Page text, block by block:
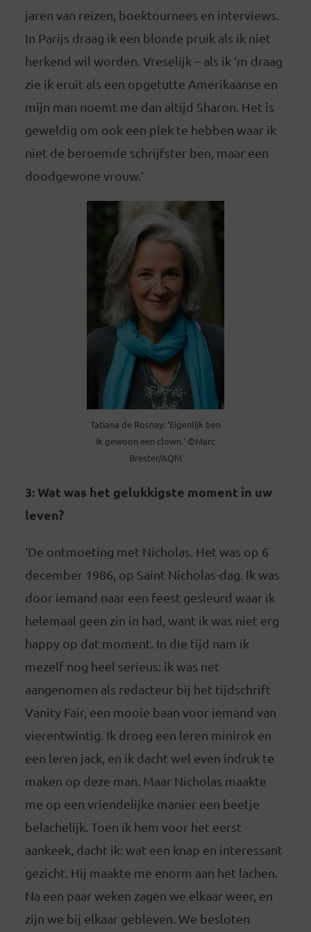
jaren van reizen, boektournees en interviews.
In Parijs draag ik een blonde pruik als ik niet
herkend wil worden. Vreselijk – als ik ‘m draag
zie ik eruit als een opgetutte Amerikaanse en
mijn man noemt me dan altijd Sharon. Het is
geweldig om ook een plek te hebben waar ik
niet de beroemde schrijfster ben, maar een
doodgewone vrouw.’
Tatiana de Rosnay: ‘Eigenlijk ben
ik gewoon een clown.’ ©Marc
Brester/AQM
3: Wat was het gelukkigste moment in uw
leven?
‘De ontmoeting met Nicholas. Het was op 6
december 1986, op Saint Nicholas-dag. Ik was
door iemand naar een feest gesleurd waar ik
helemaal geen zin in had, want ik was niet erg
happy op dat moment. In die tijd nam ik
mezelf nog heel serieus: ik was net
aangenomen als redacteur bij het tijdschrift
Vanity Fair, een mooie baan voor iemand van
vierentwintig. Ik droeg een leren minirok en
een leren jack, en ik dacht wel even indruk te
maken op deze man. Maar Nicholas maakte
me op een vriendelijke manier een beetje
belachelijk. Toen ik hem voor het eerst
aankeek, dacht ik: wat een knap en interessant
gezicht. Hij maakte me enorm aan het lachen.
Na een paar weken zagen we elkaar weer, en
zijn we bij elkaar gebleven. We besloten